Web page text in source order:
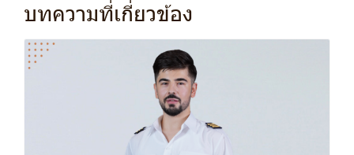
บทความที่เกี่ยวข้อง